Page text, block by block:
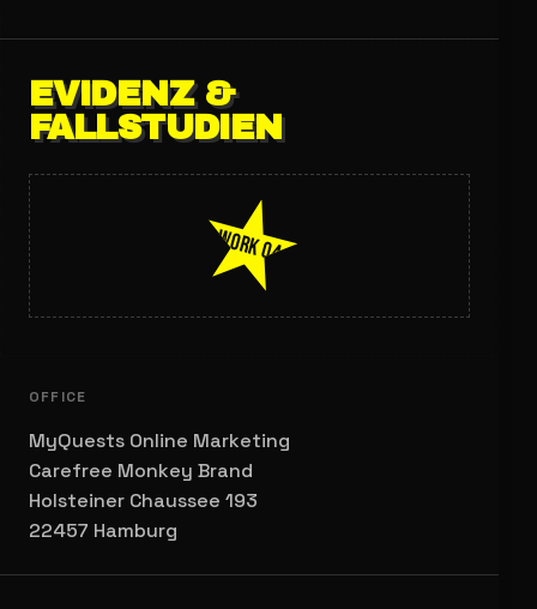
EVIDENZ &
FALLSTUDIEN
WORK 04
OFFICE
MyQuests Online Marketing
Carefree Monkey Brand
Holsteiner Chaussee 193
22457 Hamburg